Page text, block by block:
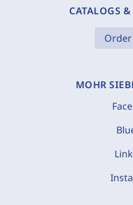
CATALOGS
MOHR